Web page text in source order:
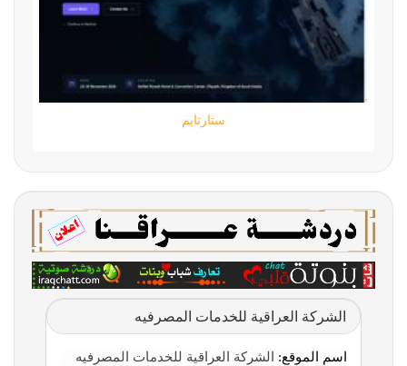
ستارتايم
الشركة العراقية للخدمات المصرفيه
اسم الموقع: الشركة العراقية للخدمات المصرفيه